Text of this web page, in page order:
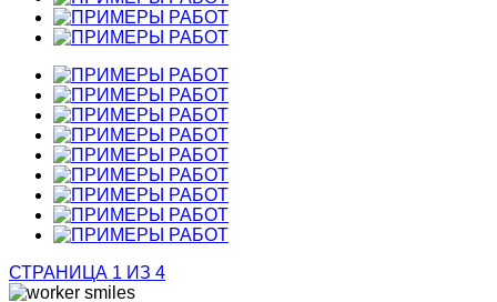
СТРАНИЦА 1 ИЗ 4